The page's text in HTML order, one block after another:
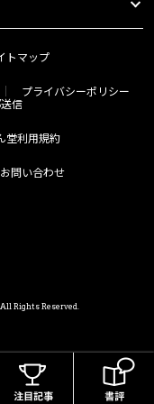
トマップ
プライバシーポリシー
信
堂利用規約
お問い合わせ
Rights Reserved.